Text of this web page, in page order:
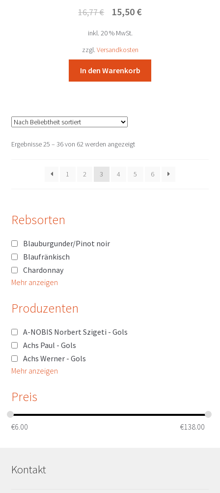
16,77€
Ursprünglicher
war:
16,77 €
15,50 €Aktueller
inkl. 20 % MwSt.
zzgl. Versandkosten
In den Warenkorb
Ergebnisse 25 – 36 von 62 werden angezeigtNach
1
2 3 4 5 6
Rebsorten
Blauburgunder/Pinot noir
Blaufränkisch
Chardonnay
Mehr anzeigen
Produzenten
A-NOBIS Norbert Szigeti - Gols
Achs Paul - Gols
Achs Werner - Gols
Mehr anzeigen
Preis
€6.00 €138.00
Kontakt